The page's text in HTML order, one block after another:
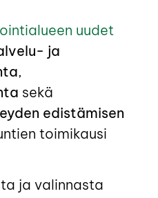
uudet
ja
,
sekä
edistämisen
toimikausi
ja valinnasta